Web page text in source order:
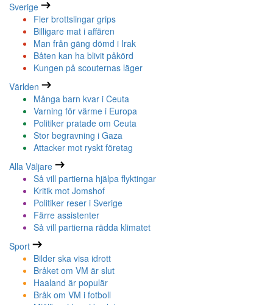
Sverige
Fler brottslingar grips
Billigare mat i affären
Man från gäng dömd i Irak
Båten kan ha blivit påkörd
Kungen på scouternas läger
Världen
Många barn kvar i Ceuta
Varning för värme i Europa
Politiker pratade om Ceuta
Stor begravning i Gaza
Attacker mot ryskt företag
Alla Väljare
Så vill partierna hjälpa flyktingar
Kritik mot Jomshof
Politiker reser i Sverige
Färre assistenter
Så vill partierna rädda klimatet
Sport
Bilder ska visa idrott
Bråket om VM är slut
Haaland är populär
Bråk om VM i fotboll